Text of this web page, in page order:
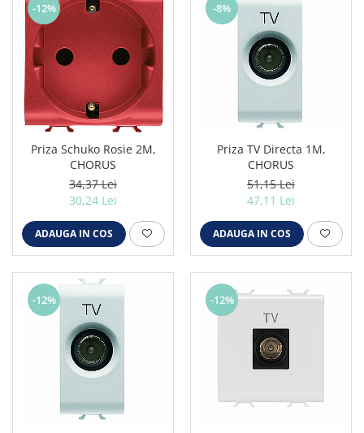
-12%
Priza Schuko Rosie 2M,
CHORUS
34,37 Lei
30,24 Lei
ADAUGA IN COS
-8%
Priza TV Directa 1M,
CHORUS
51,15 Lei
47,11 Lei
ADAUGA IN COS
-12% -12%